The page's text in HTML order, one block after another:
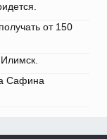
от 150
Сафина